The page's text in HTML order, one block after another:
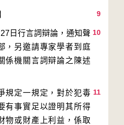
9
10
，另邀請專家學者到庭
係機關言詞辯論之陳述
11
規定一規定，對於犯毒
有事實足以證明其所得
物或財產上利益，係取